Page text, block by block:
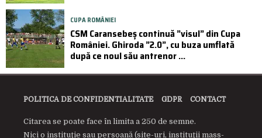
CUPA ROMÂNIEI
CSM Caransebeș continuă ”visul” din Cupa
României. Ghiroda ”2.0”, cu buza umflată
după ce noul său antrenor ...
POLITICA DE CONFIDENTIALITATE GDPR CONTACT
Citarea se poate face în limita a 250 de semne.
Nici o instituţie sau persoană (site-uri, instituţii mass-